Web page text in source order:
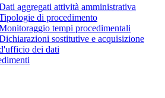
aggregati attività amministrativa
di procedimento
tempi procedimentali
sostitutive e acquisizione
dei dati